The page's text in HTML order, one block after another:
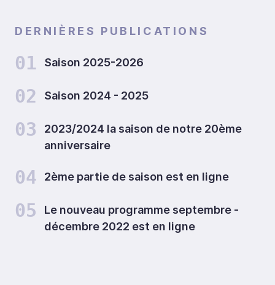
DERNIÈRES PUBLICATIONS
01 Saison 2025-2026
02 Saison 2024 - 2025
03
2023/2024 la saison de notre 20ème
anniversaire
04 2ème partie de saison est en ligne
05
Le nouveau programme septembre -
décembre 2022 est en ligne